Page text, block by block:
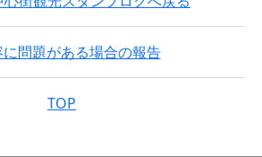
問題がある場合の報告
TOP